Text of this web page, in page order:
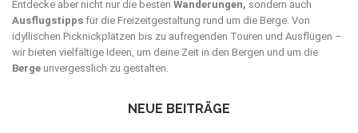
Entdecke aber nicht nur die besten Wanderungen, sondern auch
Ausflugstipps für die Freizeitgestaltung rund um die Berge. Von
idyllischen Picknickplätzen bis zu aufregenden Touren und Ausflügen –
wir bieten vielfältige Ideen, um deine Zeit in den Bergen und um die
Berge unvergesslich zu gestalten.
NEUE BEITRÄGE